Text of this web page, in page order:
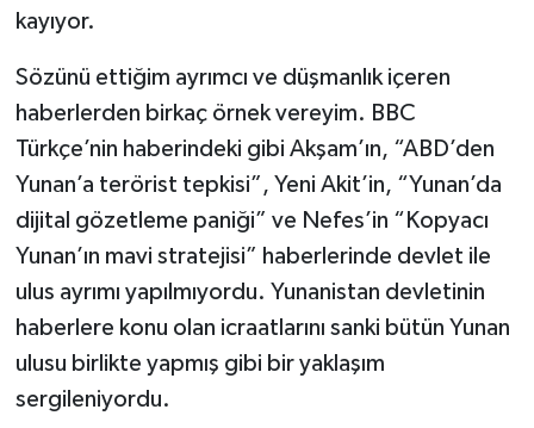
kayıyor.
Sözünü ettiğim ayrımcı ve düşmanlık içeren
haberlerden birkaç örnek vereyim. BBC
Türkçe’nin haberindeki gibi Akşam’ın, “ABD’den
Yunan’a terörist tepkisi”, Yeni Akit’in, “Yunan’da
dijital gözetleme paniği” ve Nefes’in “Kopyacı
Yunan’ın mavi stratejisi” haberlerinde devlet ile
ulus ayrımı yapılmıyordu. Yunanistan devletinin
haberlere konu olan icraatlarını sanki bütün Yunan
ulusu birlikte yapmış gibi bir yaklaşım
sergileniyordu.